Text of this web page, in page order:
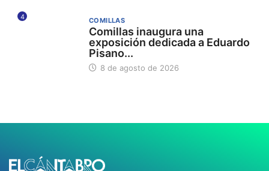
4 COMILLAS
Comillas inaugura una
exposición dedicada a Eduardo
Pisano...
8 de agosto de 2026